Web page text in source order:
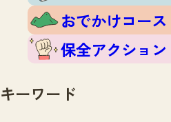
調査レポートTOP
調査結果
ふくおかいきものマ
マッチングTOP
掲載申し込みフォーム
お問合せ
おでかけコース
保全アクション
キーワード